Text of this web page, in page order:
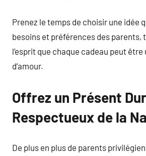
Prenez le temps de choisir une idée
besoins et préférences des parents,
l’esprit que chaque cadeau peut être
d’amour.
Offrez un Présent
Respectueux de la
De plus en plus de parents